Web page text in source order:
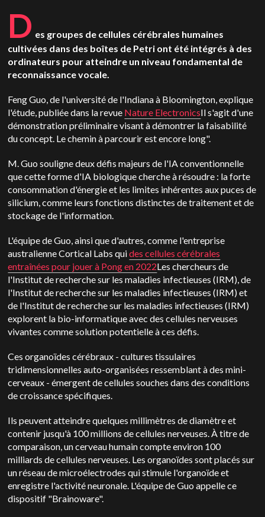
D es groupes de cellules cérébrales humaines
cultivées dans des boîtes de Petri ont été intégrés à des
ordinateurs pour atteindre un niveau fondamental de
reconnaissance vocale.
Feng Guo, de l'université de l'Indiana à Bloomington, explique
l'étude, publiée dans la revue Nature ElectronicsIl s'agit d'une
démonstration préliminaire visant à démontrer la faisabilité
du concept. Le chemin à parcourir est encore long".
M. Guo souligne deux défis majeurs de l'IA conventionnelle
que cette forme d'IA biologique cherche à résoudre : la forte
consommation d'énergie et les limites inhérentes aux puces de
silicium, comme leurs fonctions distinctes de traitement et de
stockage de l'information.
L'équipe de Guo, ainsi que d'autres, comme l'entreprise
australienne Cortical Labs quides cellules cérébrales
entraînées pour jouer à Pong en 2022Les chercheurs de
l'Institut de recherche sur les maladies infectieuses (IRM), de
l'Institut de recherche sur les maladies infectieuses (IRM) et
de l'Institut de recherche sur les maladies infectieuses (IRM)
explorent la bio-informatique avec des cellules nerveuses
vivantes comme solution potentielle à ces défis.
Ces organoïdes cérébraux - cultures tissulaires
tridimensionnelles auto-organisées ressemblant à des mini-
cerveaux - émergent de cellules souches dans des conditions
de croissance spécifiques.
Ils peuvent atteindre quelques millimètres de diamètre et
contenir jusqu'à 100 millions de cellules nerveuses. À titre de
comparaison, un cerveau humain compte environ 100
milliards de cellules nerveuses. Les organoïdes sont placés sur
un réseau de microélectrodes qui stimule l'organoïde et
enregistre l'activité neuronale. L'équipe de Guo appelle ce
dispositif "Brainoware".